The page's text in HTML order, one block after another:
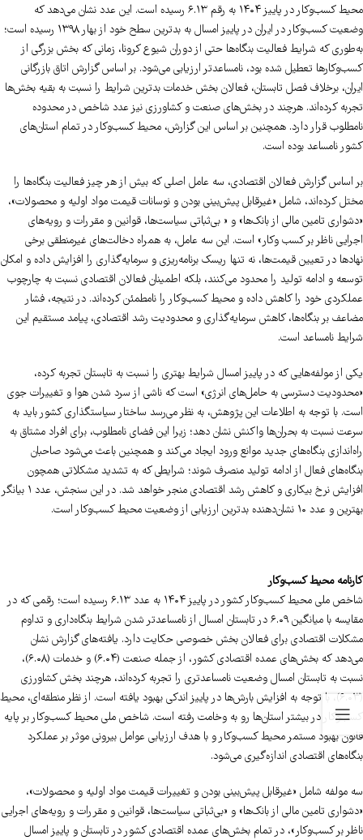
محیط کسب‌وکار در پاییز ۱۴۰۴ به رقم ۶.۱۳ رسیده است. این عدد نشان می‌دهد که
وضعیت کسب‌وکار در ایران در پاییز امسال به بدترین سطح خود از بهار ۱۳۹۸ رسیده است؛
به‌طوری که شرایط فعالیت بنگاه‌ها حتی از دوران شیوع کرونا، زمانی که بخش بزرگی از
کسب‌وکارها تعطیل شده بود، نامساعدتر ارزیابی می‌شود. بر اساس گزارش اتاق بازرگانی
ایران، برخلاف فصل تابستان، فعالان بخش خدمات بدترین شرایط را نسبت به بقیه بخش‌ها
تجربه کرده‌اند. هرچند در بخش‌های صنعت و کشاورزی نیز عدد شاخص در محدوده
نامطلوب قرار دارد. همچنین بر اساس این گزارش، محیط کسب‌وکار در تمام استان‌های
کشور نامساعد بوده است.
بر اساس گزارش فعالان اقتصادی، سه عامل اصلی که بیش از هر چیز فعالیت بنگاه‌ها را
مختل کرده‌اند، شامل «غیرقابل پیش‌بینی بودن و نوسانات قیمت مواد اولیه و محصولات»،
«دشواری تامین مالی از بانک‌ها» و « بی‌ثباتی سیاست‌ها، قوانین و مقررات و رویه‌های
اجرایی ناظر بر کسب وکار» است. این سه عامل، به همراه دخالت‌های غیرمنطقی برخی
نهادها در تعیین قیمت‌ها، نه تنها ریسک برنامه‌ریزی و سرمایه‌گذاری را افزایش داده و امکان
توسعه و ادامه تولید را محدود می‌کنند، بلکه اطمینان فعالان اقتصادی نسبت به چارچوب
عملکردی خود را کاهش داده و محیط کسب‌وکار را نامطمئن کرده‌اند. در نتیجه، فشار
مضاعف بر بنگاه‌ها، کاهش سرمایه‌گذاری و محدودیت رشد اقتصادی، پیامد مستقیم این
شرایط نامساعد است.
یکی از مولفه‌هایی که در پاییز امسال شرایط بهتری را نسبت به تابستان تجربه کرده،
«محدودیت دسترسی به حامل‌های انرژی» است که ناشی از سرد شدن هوا و تغییرات جوی
است. با توجه به اطلاعات این پژوهش، به نظر می‌رسد ساختار سیاستگذاری کشور باید به
سرعت نسبت به بحران‌ها واکنش نشان دهد؛ زیرا این فضای نامطلوب، برای افراد مشتاق به
راه‌اندازی بنگاه‌های جدید موانع ورود ایجاد می‌کند و همچنین باعث می‌شود صاحبان
بنگاه‌های فعال از ادامه تولید منصرف شوند؛ شرایطی که به تشدید مشکلاتی همچون
افزایش نرخ بیکاری و کاهش رشد اقتصادی منجر خواهد شد. در این سنجش، عدد ۱ بیانگر
بهترین و عدد ۱۰ نشان‌دهنده بدترین ارزیابی از وضعیت محیط کسب‌وکار است.
کارنامه محیط کسب‌وکار
شاخص ملی محیط کسب‌وکار کشور در پاییز ۱۴۰۴ به عدد ۶.۱۳ رسیده است؛ رقمی که در
مقایسه با میانگین ۶.۰۹ در تابستان امسال از نامساعدتر شدن شرایط بنگاه‌داری و تداوم
مشکلات اقتصادی برای فعالان بخش خصوصی حکایت دارد. یافته‌های گزارش نشان
می‌دهد که بخش‌های عمده اقتصادی کشور، از جمله صنعت (۶.۰۴) و خدمات (۶.۰۸)،‌
نسبت به تابستان امسال وضعیت نامساعدتری را تجربه کرده‌اند، هرچند بخش کشاورزی
(۶.۰۳)، با توجه به افزایش بارش‌ها در پاییز اندکی بهبود یافته است. از نظر منطقه‌ای، محیط
کسب‌وکار در بیشتر استان‌ها رو به وخامت رفته است. شاخص ملی محیط کسب‌وکار بر پایه
قانون بهبود مستمر محیط کسب‌وکار و با هدف ارزیابی عوامل بیرونی موثر بر عملکرد
بنگاه‌های اقتصادی اندازه‌گیری می‌شود.
سه مولفه شامل «غیرقابل پیش‌بینی بودن و تغییرات قیمت مواد اولیه و محصولات»،
«دشواری تامین مالی از بانک‌ها» و «بی‌ثباتی سیاست‌ها، قوانین و مقررات و رویه‌های اجرایی
ناظر بر کسب‌وکار»، در تمام بخش‌های عمده اقتصادی کشور در تابستان و پاییز امسال